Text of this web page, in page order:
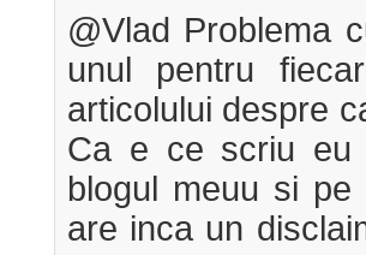
@Vlad Problema
unul pentru
articolului despre
Ca e ce scriu eu
blogul meuu si
are inca un